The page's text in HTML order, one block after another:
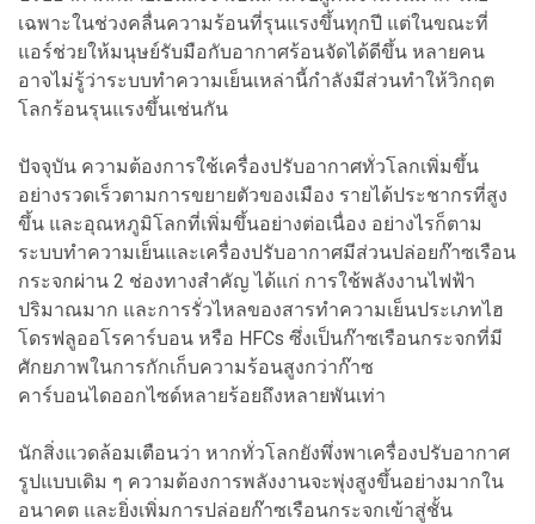
เฉพาะในช่วงคลื่นความร้อนที่รุนแรงขึ้นทุกปี แต่ในขณะที่
แอร์ช่วยให้มนุษย์รับมือกับอากาศร้อนจัดได้ดีขึ้น หลายคน
อาจไม่รู้ว่าระบบทำความเย็นเหล่านี้กำลังมีส่วนทำให้วิกฤต
โลกร้อนรุนแรงขึ้นเช่นกัน
ปัจจุบัน ความต้องการใช้เครื่องปรับอากาศทั่วโลกเพิ่มขึ้น
อย่างรวดเร็วตามการขยายตัวของเมือง รายได้ประชากรที่สูง
ขึ้น และอุณหภูมิโลกที่เพิ่มขึ้นอย่างต่อเนื่อง อย่างไรก็ตาม
ระบบทำความเย็นและเครื่องปรับอากาศมีส่วนปล่อยก๊าซเรือน
กระจกผ่าน 2 ช่องทางสำคัญ ได้แก่ การใช้พลังงานไฟฟ้า
ปริมาณมาก และการรั่วไหลของสารทำความเย็นประเภทไฮ
โดรฟลูออโรคาร์บอน หรือ HFCs ซึ่งเป็นก๊าซเรือนกระจกที่มี
ศักยภาพในการกักเก็บความร้อนสูงกว่าก๊าซ
คาร์บอนไดออกไซด์หลายร้อยถึงหลายพันเท่า
นักสิ่งแวดล้อมเตือนว่า หากทั่วโลกยังพึ่งพาเครื่องปรับอากาศ
รูปแบบเดิม ๆ ความต้องการพลังงานจะพุ่งสูงขึ้นอย่างมากใน
อนาคต และยิ่งเพิ่มการปล่อยก๊าซเรือนกระจกเข้าสู่ชั้น